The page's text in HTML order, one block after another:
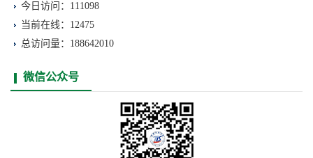
今日访问：111098
当前在线：12475
总访问量：188642010
微信公众号